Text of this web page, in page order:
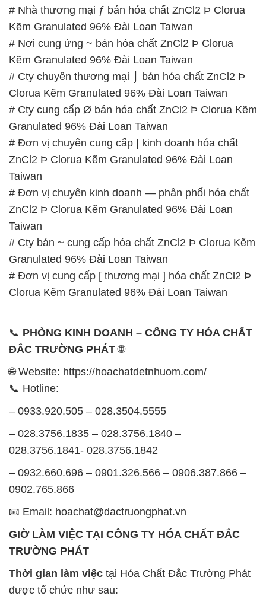
# Nhà thương mại ƒ bán hóa chất ZnCl2 Þ Clorua
Kẽm Granulated 96% Đài Loan Taiwan
# Nơi cung ứng ~ bán hóa chất ZnCl2 Þ Clorua
Kẽm Granulated 96% Đài Loan Taiwan
# Cty chuyên thương mại ⌡ bán hóa chất ZnCl2 Þ
Clorua Kẽm Granulated 96% Đài Loan Taiwan
# Cty cung cấp Ø bán hóa chất ZnCl2 Þ Clorua Kẽm
Granulated 96% Đài Loan Taiwan
# Đơn vị chuyên cung cấp | kinh doanh hóa chất
ZnCl2 Þ Clorua Kẽm Granulated 96% Đài Loan
Taiwan
# Đơn vị chuyên kinh doanh — phân phối hóa chất
ZnCl2 Þ Clorua Kẽm Granulated 96% Đài Loan
Taiwan
# Cty bán ~ cung cấp hóa chất ZnCl2 Þ Clorua Kẽm
Granulated 96% Đài Loan Taiwan
# Đơn vị cung cấp [ thương mại ] hóa chất ZnCl2 Þ
Clorua Kẽm Granulated 96% Đài Loan Taiwan
📞 PHÒNG KINH DOANH – CÔNG TY HÓA CHẤT
ĐẮC TRƯỜNG PHÁT🌐
🌐 Website: https://hoachatdetnhuom.com/
📞 Hotline:
– 0933.920.505 – 028.3504.5555
– 028.3756.1835 – 028.3756.1840 –
028.3756.1841- 028.3756.1842
– 0932.660.696 – 0901.326.566 – 0906.387.866 –
0902.765.866
📧 Email: hoachat@dactruongphat.vn
GIỜ LÀM VIỆC TẠI CÔNG TY HÓA CHẤT ĐẮC
TRƯỜNG PHÁT
Thời gian làm việc tại Hóa Chất Đắc Trường Phát
được tổ chức như sau: